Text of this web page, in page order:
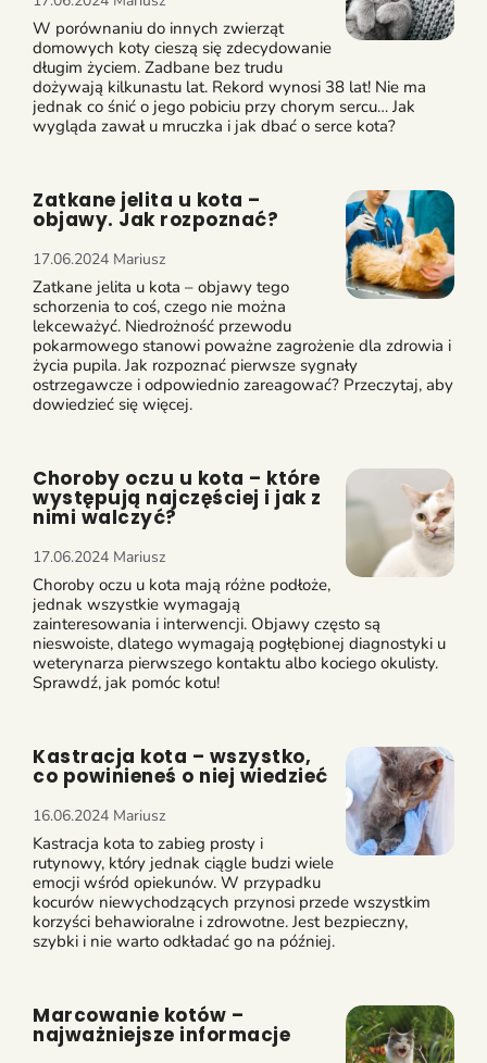
W porównaniu do innych zwierząt
domowych koty cieszą się zdecydowanie
długim życiem. Zadbane bez trudu
dożywają kilkunastu lat. Rekord wynosi 38 lat! Nie ma
jednak co śnić o jego pobiciu przy chorym sercu… Jak
wygląda zawał u mruczka i jak dbać o serce kota?
Zatkane jelita u kota –
objawy. Jak rozpoznać?
17.06.2024 Mariusz
Zatkane jelita u kota – objawy tego
schorzenia to coś, czego nie można
lekceważyć. Niedrożność przewodu
pokarmowego stanowi poważne zagrożenie dla zdrowia i
życia pupila. Jak rozpoznać pierwsze sygnały
ostrzegawcze i odpowiednio zareagować? Przeczytaj, aby
dowiedzieć się więcej.
Choroby oczu u kota – które
występują najczęściej i jak z
nimi walczyć?
17.06.2024 Mariusz
Choroby oczu u kota mają różne podłoże,
jednak wszystkie wymagają
zainteresowania i interwencji. Objawy często są
nieswoiste, dlatego wymagają pogłębionej diagnostyki u
weterynarza pierwszego kontaktu albo kociego okulisty.
Sprawdź, jak pomóc kotu!
Kastracja kota – wszystko,
co powinieneś o niej wiedzieć
16.06.2024 Mariusz
Kastracja kota to zabieg prosty i
rutynowy, który jednak ciągle budzi wiele
emocji wśród opiekunów. W przypadku
kocurów niewychodzących przynosi przede wszystkim
korzyści behawioralne i zdrowotne. Jest bezpieczny,
szybki i nie warto odkładać go na później.
Marcowanie kotów –
najważniejsze informacje